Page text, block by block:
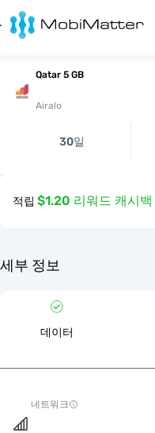
Qatar 5 GB
Airalo
30일
적립 $1.20 리워드 캐시백
세부 정보
데이터
네트워크